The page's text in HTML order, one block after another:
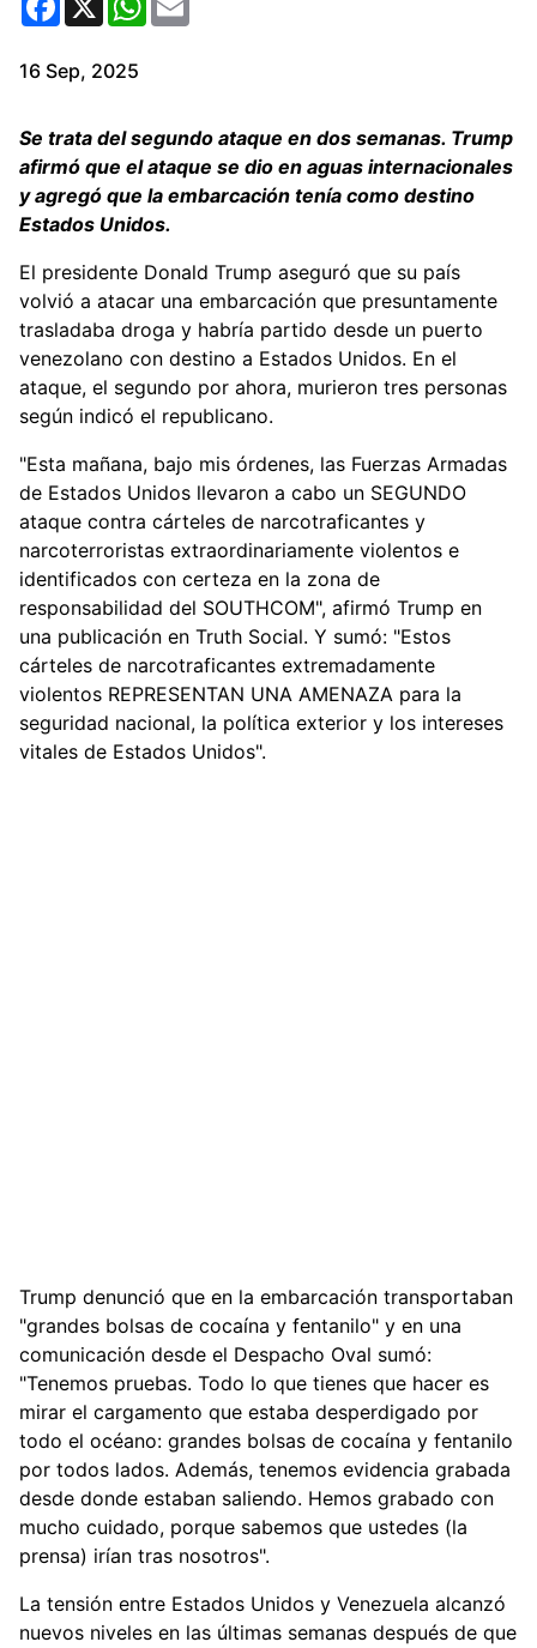
16 Sep, 2025
Se trata del segundo ataque en dos semanas. Trump
afirmó que el ataque se dio en aguas internacionales
y agregó que la embarcación tenía como destino
Estados Unidos.
El presidente Donald Trump aseguró que su país
volvió a atacar una embarcación que presuntamente
trasladaba droga y habría partido desde un puerto
venezolano con destino a Estados Unidos. En el
ataque, el segundo por ahora, murieron tres personas
según indicó el republicano.
"Esta mañana, bajo mis órdenes, las Fuerzas Armadas
de Estados Unidos llevaron a cabo un SEGUNDO
ataque contra cárteles de narcotraficantes y
narcoterroristas extraordinariamente violentos e
identificados con certeza en la zona de
responsabilidad del SOUTHCOM", afirmó Trump en
una publicación en Truth Social. Y sumó: "Estos
cárteles de narcotraficantes extremadamente
violentos REPRESENTAN UNA AMENAZA para la
seguridad nacional, la política exterior y los intereses
vitales de Estados Unidos".
Trump denunció que en la embarcación transportaban
"grandes bolsas de cocaína y fentanilo" y en una
comunicación desde el Despacho Oval sumó:
"Tenemos pruebas. Todo lo que tienes que hacer es
mirar el cargamento que estaba desperdigado por
todo el océano: grandes bolsas de cocaína y fentanilo
por todos lados. Además, tenemos evidencia grabada
desde donde estaban saliendo. Hemos grabado con
mucho cuidado, porque sabemos que ustedes (la
prensa) irían tras nosotros".
La tensión entre Estados Unidos y Venezuela alcanzó
nuevos niveles en las últimas semanas después de que